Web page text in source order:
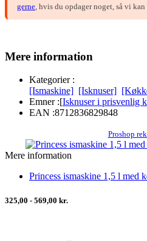
gerne , hvis du opdager noget, så vi
Mere information
Kategorier :
[Ismaskine] [Isknuser]
Emner :[Isknuser i prisvenlig
EAN :8712836829848
Proshop
Mere information
Princess ismaskine 1,5 l med
325,00 - 569,00 kr.